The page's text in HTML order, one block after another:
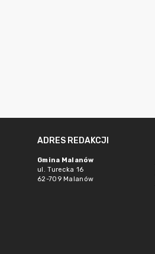
ADRES REDAKCJI
Gmina Malanów
ul. Turecka 16
62-709 Malanów